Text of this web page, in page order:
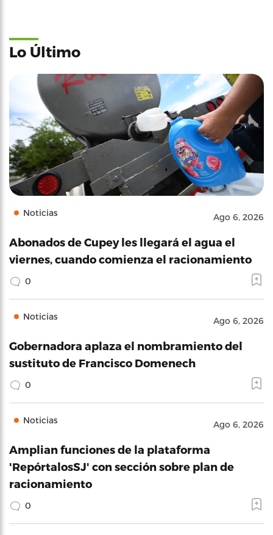
Lo Último
Noticias Ago 6, 2026
Abonados de Cupey les llegará el agua el
viernes, cuando comienza el racionamiento
0
Noticias Ago 6, 2026
Gobernadora aplaza el nombramiento del
sustituto de Francisco Domenech
0
Noticias Ago 6, 2026
Amplian funciones de la plataforma
'RepórtalosSJ' con sección sobre plan de
racionamiento
0